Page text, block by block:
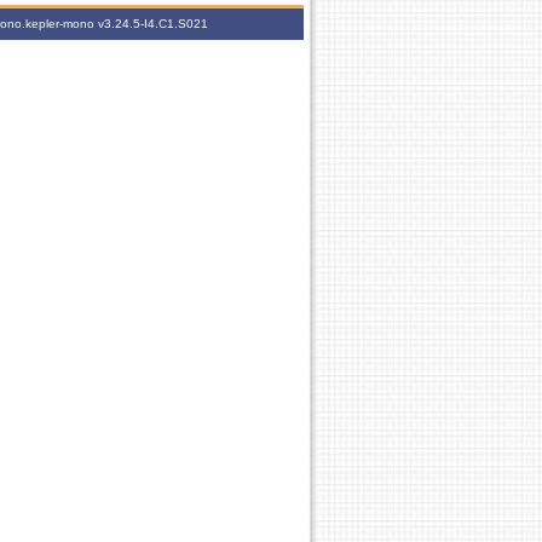
mono v3.24.5-I4.C1.S021